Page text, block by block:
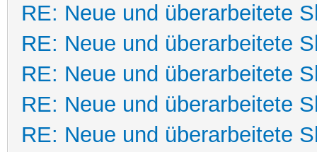
RE: Neue und überarbeitete
RE: Neue und überarbeitete
RE: Neue und überarbeitete
RE: Neue und überarbeitete
RE: Neue und überarbeitete